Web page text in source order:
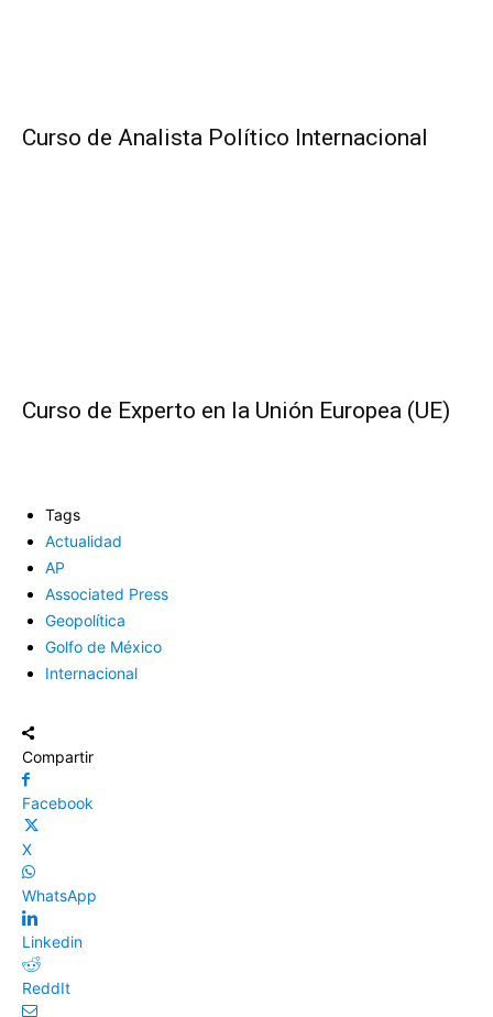
Curso de Analista Político Internacional
Curso de Experto en la Unión Europea (UE)
Tags
Actualidad
AP
Associated Press
Geopolítica
Golfo de México
Internacional
Compartir
Facebook
X
WhatsApp
Linkedin
ReddIt